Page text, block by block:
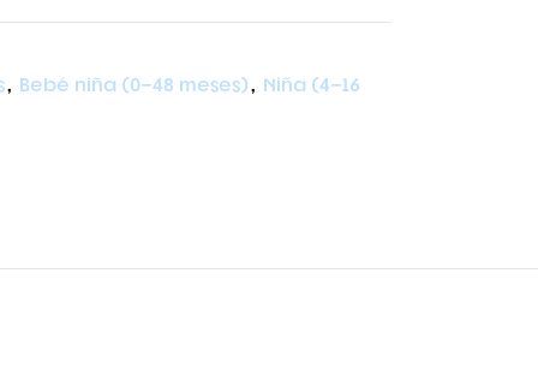
, Bebé niña (0-48 meses), Niña (4-16